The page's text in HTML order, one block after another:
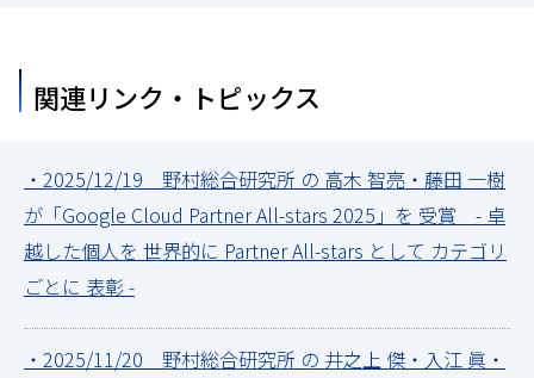
関連リンク・トピックス
・2025/12/19 野村総合研究所 の 高木 智亮・藤田 一樹
が「Google Cloud Partner All-stars 2025」を 受賞 - 卓
越した個人を 世界的に Partner All-stars として カテゴリ
ごとに 表彰 -
・2025/11/20 野村総合研究所 の 井之上 傑・入江 眞・